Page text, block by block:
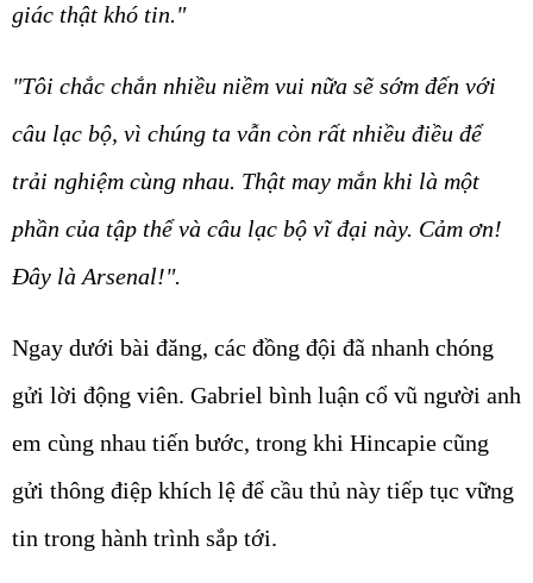
giác thật khó tin."
"Tôi chắc chắn nhiều niềm vui nữa sẽ sớm đến với
câu lạc bộ, vì chúng ta vẫn còn rất nhiều điều để
trải nghiệm cùng nhau. Thật may mắn khi là một
phần của tập thể và câu lạc bộ vĩ đại này. Cảm ơn!
Đây là Arsenal!".
Ngay dưới bài đăng, các đồng đội đã nhanh chóng
gửi lời động viên. Gabriel bình luận cổ vũ người anh
em cùng nhau tiến bước, trong khi Hincapie cũng
gửi thông điệp khích lệ để cầu thủ này tiếp tục vững
tin trong hành trình sắp tới.